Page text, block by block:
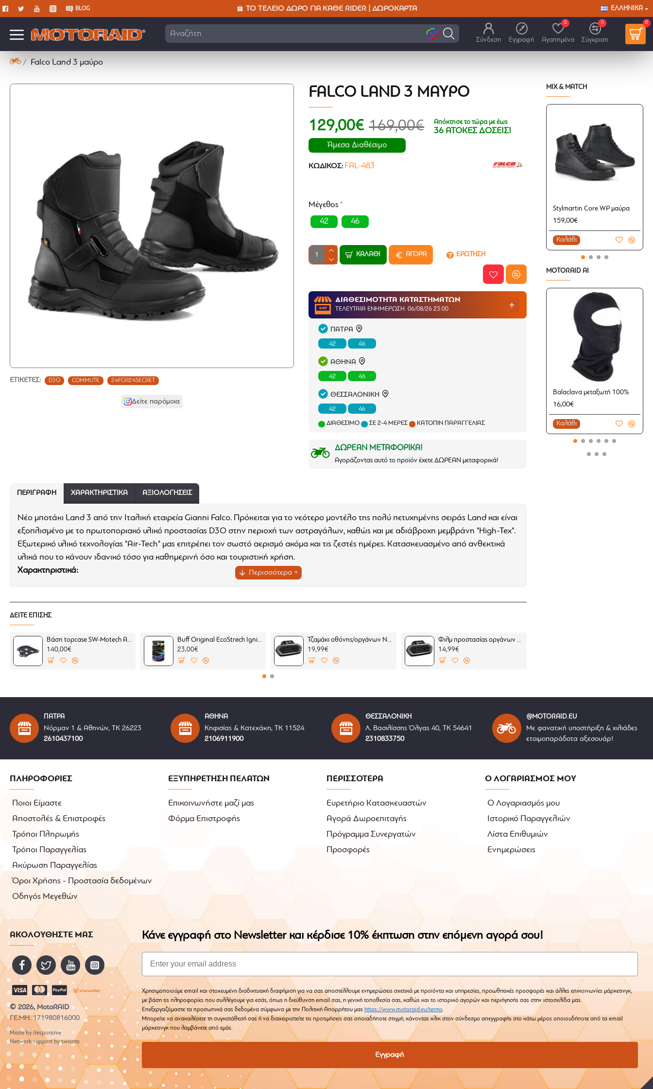
BLOG ΤΟ ΤΈΛΕΙΟ ΔΏΡΟ ΓΙΑ ΚΆΘΕ RIDER | ΔΩΡΟΚΆΡΤΑ ΕΛΛΗΝΙΚΆ
Αναζήτηση εδώ
Σύνδεση Εγγραφή Αγαπημένα
0
Σύγκριση
0 0
Falco Land 3 μαύρο
ΕΤΙΚΈΤΕΣ: D3O COMMUTE 24FOR24SECRET
Δείτε παρόμοια
FALCO LAND 3 ΜΑΎΡΟ
129,00€ 169,00€ Απόκτησε το τώρα με έως
36 ΑΤΟΚΕΣ ΔΟΣΕΙΣ!
Άμεσα Διαθέσιμο
ΚΩΔΙΚΌΣ: FAL-483
Μέγεθος
42
46
ΚΑΛΆΘΙ ΑΓΟΡΑ ΕΡΩΤΗΣΗ
ΔΙΑΘΕΣΙΜΟΤΗΤΑ ΚΑΤΑΣΤΗΜΑΤΩΝ
ΤΕΛΕΥΤΑΊΑ ΕΝΗΜΈΡΩΣΗ: 06/08/26 23:00
ΠΑΤΡΑ
42 46
ΑΘΗΝΑ
42 46
ΘΕΣΣΑΛΟΝΙΚΗ
42 46
ΔΙΑΘΈΣΙΜΟ ΣΕ 2-4 ΜΈΡΕΣ ΚΑΤΌΠΙΝ ΠΑΡΑΓΓΕΛΊΑΣ
ΔΩΡΕΑΝ ΜΕΤΑΦΟΡΙΚΑ!
Αγοράζοντας αυτό το προϊόν έχετε ΔΩΡΕΑΝ μεταφορικά!
ΠΕΡΙΓΡΑΦΉ ΧΑΡΑΚΤΗΡΙΣΤΙΚΆ ΑΞΙΟΛΟΓΗΣΕΙΣ
Νέο μποτάκι Land 3 από την Ιταλική εταιρεία Gianni Falco. Πρόκειται για το νεότερο μοντέλο της πολύ πετυχημένης σειράς Land και είναι
εξοπλισμένο με το πρωτοποριακό υλικό προστασίας D3O στην περιοχή των αστραγάλων, καθώς και με αδιάβροχη μεμβράνη "High-Tex".
Εξωτερικό υλικό τεχνολογίας "Air-Tech" μας επιτρέπει τον σωστό αερισμό ακόμα και τις ζεστές ημέρες. Κατασκευασμένο από ανθεκτικά
υλικά που το κάνουν ιδανικό τόσο για καθημερινή όσο και τουριστική χρήση.
Χαρακτηριστικά:
100% αδιάβροχη μεμβράνη "High-Tex"
Ελαστικό υλικό στο πίσω μέρος της γάμπας
Κλείσιμο με λουρί στο πλάϊ
Ενισχυμένο σημείο για το λεβιέ ταχυτήτων
ΔΕΙΤΕ ΕΠΙΣΗΣ
Βάση topcase SW-Motech ADVENTURE-RACK BMW F 450 GS μαύρη (για BMW σχάρα)
140,00€
Buff Original EcoStrech Ignite Multi (μαντήλι λαιμού)
23,00€
Τζαμάκι οθόνης/οργάνων Nano glass οργάνων Yamaha X-MAX 300 23- (σετ 2 ultra clear)
19,99€
Φιλμ προστασίας οργάνων Yamaha X-MAX 300 23- (σετ 2 Ultra Clear)
14,99€
MIX & MATCH
Stylmartin Core WP μαύρα
159,00€
Καλάθι
MOTORAID AI
Balaclava μεταξωτή 100%
16,00€
Καλάθι
ΠΑΤΡΑ
Νόρμαν 1 & Αθηνών, ΤΚ 26223
2610437100
ΑΘΗΝΑ
Κηφισίας & Κατεχάκη, ΤΚ 11524
2106911900
ΘΕΣΣΑΛΟΝΙΚΗ
Λ. Βασιλίσσης Όλγας 40, ΤΚ 54641
2310833750
@MOTORAID.EU
Με φανατική υποστήριξη & χιλιάδες
ετοιμοπαράδοτα αξεσουάρ!
ΠΛΗΡΟΦΟΡΙΕΣ
Ποιοι Είμαστε
Αποστολές & Επιστροφές
Τρόποι Πληρωμής
Τρόποι Παραγγελίας
Ακύρωση Παραγγελίας
Όροι Χρήσης - Προστασία δεδομένων
Οδηγός Μεγεθών
ΕΞΥΠΗΡΕΤΗΣΗ ΠΕΛΑΤΩΝ
Επικοινωνήστε μαζί μας
Φόρμα Επιστροφής
ΠΕΡΙΣΣΟΤΕΡΑ
Ευρετήριο Κατασκευαστών
Αγορά Δωροεπιταγής
Πρόγραμμα Συνεργατών
Προσφορές
Ο ΛΟΓΑΡΙΑΣΜΟΣ ΜΟΥ
Ο Λογαριασμός μου
Ιστορικό Παραγγελιών
Λίστα Επιθυμιών
Ενημερώσεις
ΑΚΟΛΟΥΘΗΣΤΕ ΜΑΣ
© 2026, MotoRAID
ΓΕ.ΜΗ. 171980816000
Made by Responsive
Network support by swissns
Κάνε εγγραφή στο Newsletter και κέρδισε 10% έκπτωση στην επόμενη αγορά σου!
Email
Χρησιμοποιούμε email και στοχευμένη διαδικτυακή διαφήμιση για να σας αποστέλλουμε ενημερώσεις σχετικά με προϊόντα και υπηρεσίες, προωθητικές προσφορές και άλλες επικοινωνίες μάρκετινγκ,
με βάση τις πληροφορίες που συλλέγουμε για εσάς, όπως η διεύθυνση email σας, η γενική τοποθεσία σας, καθώς και το ιστορικό αγορών και περιήγησής σας στην ιστοσελίδα μας.
Επεξεργαζόμαστε τα προσωπικά σας δεδομένα σύμφωνα με την Πολιτική Απορρήτου μας https://www.motoraid.eu/terms.
Μπορείτε να ανακαλέσετε τη συγκατάθεσή σας ή να διαχειριστείτε τις προτιμήσεις σας οποιαδήποτε στιγμή, κάνοντας κλικ στον σύνδεσμο απεγγραφής στο κάτω μέρος οποιουδήποτε από τα email
μάρκετινγκ που λαμβάνετε από εμάς.
Εγγραφή